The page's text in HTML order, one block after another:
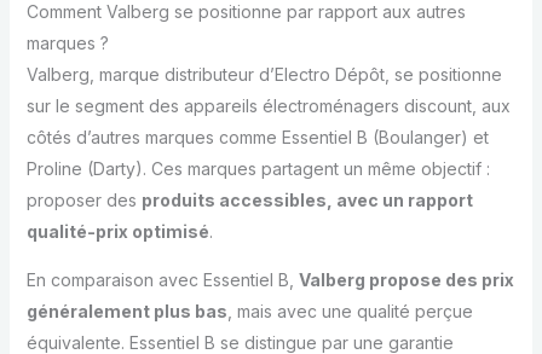
Comment Valberg se positionne par rapport aux autres
marques ?
Valberg, marque distributeur d’Electro Dépôt, se positionne
sur le segment des appareils électroménagers discount, aux
côtés d’autres marques comme Essentiel B (Boulanger) et
Proline (Darty). Ces marques partagent un même objectif :
proposer des produits accessibles, avec un rapport
qualité-prix optimisé.
En comparaison avec Essentiel B, Valberg propose des prix
généralement plus bas , mais avec une qualité perçue
équivalente. Essentiel B se distingue par une garantie